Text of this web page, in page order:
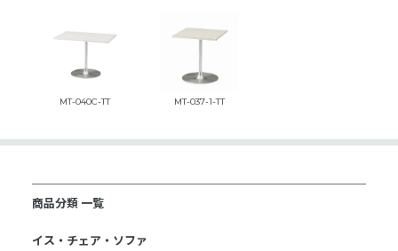
MT-040C-TT MT-037-1-TT
商品分類 一覧
イス・チェア・ソファ